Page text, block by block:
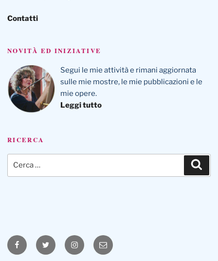
Contatti
NOVITÀ ED INIZIATIVE
Segui le mie attività e rimani aggiornata
sulle mie mostre, le mie pubblicazioni e le
mie opere.
Leggi tutto
RICERCA
FacebookTwitter InstagramEmail